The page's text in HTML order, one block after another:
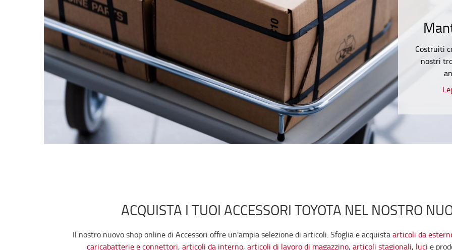
Costruiti
nostri
ACQUISTA I TUOI ACCESSORI TOYOTA NEL NOSTRO
Il nostro nuovo shop online di Accessori offre un'ampia selezione di articoli. Sfoglia e acquistaarticoli da
caricabatterie e connettori, articoli da interno, articoli di lavoro di magazzino, articoli stagionali, luci e